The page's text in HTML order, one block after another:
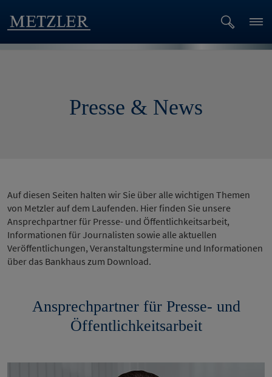
Presse & News
Auf diesen Seiten halten wir Sie über alle wichtigen Themen
von Metzler auf dem Laufenden. Hier finden Sie unsere
Ansprechpartner für Presse- und Öffentlichkeitsarbeit,
Informationen für Journalisten sowie alle aktuellen
Veröffentlichungen, Veranstaltungstermine und Informationen
über das Bankhaus zum Download.
Ansprechpartner für Presse- und
Öffentlichkeitsarbeit